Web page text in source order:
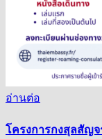
อ่านต่อ
โครงการกงสุลสัญจ